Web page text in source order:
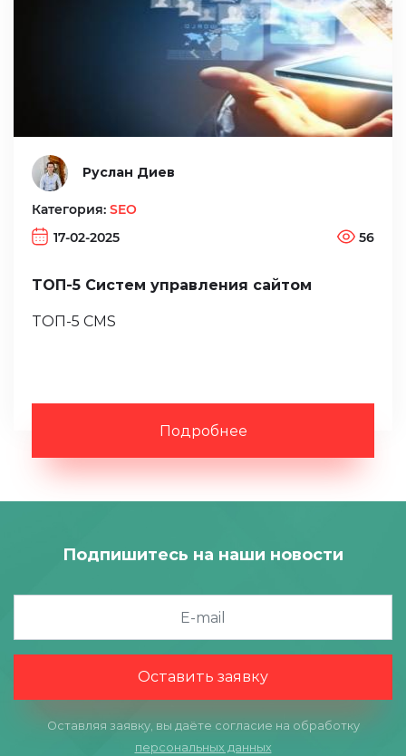
Руслан Диев
Категория: SEO
17-02-2025
56
ТОП-5 Систем управления сайтом
ТОП-5 CMS
Подробнее
Подпишитесь на наши новости
Оставить заявку
Оставляя заявку, вы даёте согласие на обработку
персональных данных